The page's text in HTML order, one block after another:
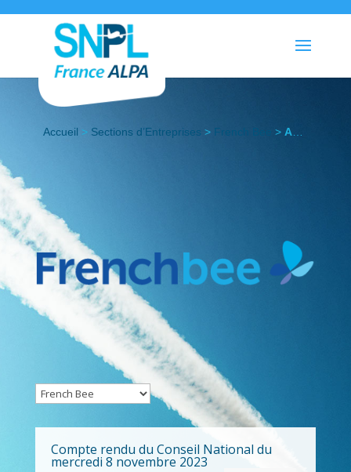
Accueil > Sections d’Entreprises > French Bee > Actualités
Compte rendu du Conseil National du
mercredi 8 novembre 2023